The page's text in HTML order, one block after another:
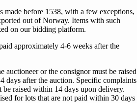
made before 1538, with a few exceptions,
out of Norway. Items with such
on our bidding platform.
approximately 4-6 weeks after the
auctioneer or the consignor must be raised
days after the auction. Specific complaints
be raised within 14 days upon delivery.
for lots that are not paid within 30 days